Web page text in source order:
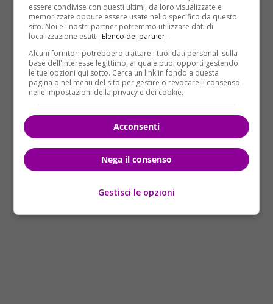
primi giorni della settimana. Con l’avvicinarsi del
week-end invece avrete una brutta sorpresa…
SCORPIONE
Dovete ravvivare l’entusiasmo
all’interno della coppia e per questo
motivo sarete costretti a mettere da
parte la gelosia, nonostante per voi sia un tasto
molto dolente. Soprattutto perché c’è qualcuno che
continua a ronzare intorno alla vostra dolce metà…
essere condivise con questi ultimi, da loro visualizzate e
memorizzate oppure essere usate nello specifico da questo
sito. Noi e i nostri partner potremmo utilizzare dati di
localizzazione esatti. Elenco dei partner.
Alcuni fornitori potrebbero trattare i tuoi dati personali sulla
base dell'interesse legittimo, al quale puoi opporti gestendo
le tue opzioni qui sotto. Cerca un link in fondo a questa
pagina o nel menu del sito per gestire o revocare il consenso
nelle impostazioni della privacy e dei cookie.
Acconsenti
Nega il consenso
Gestisci le opzioni